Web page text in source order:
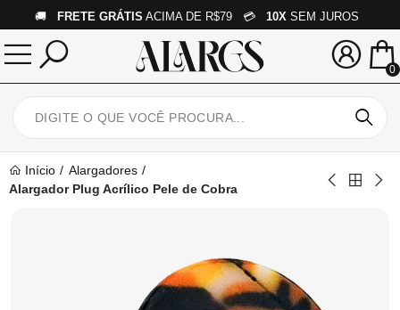
🚚 FRETE GRÁTIS ACIMA DE R$79 💳 10X SEM JUROS
0
Início
Alargadores
Alargador Plug Acrílico Pele de Cobra